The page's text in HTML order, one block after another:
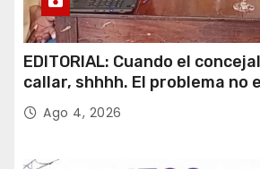
EDITORIAL: Cuando el
callar, shhhh. El problema no
comuncación.
Ago 4, 2026